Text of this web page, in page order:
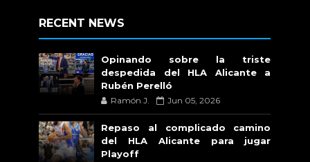
RECENT NEWS
Opinando sobre la triste
despedida del HLA Alicante a
Rubén Perelló
Ramón J. Jun 05, 2026
Repaso al complicado camino
del HLA Alicante para jugar
Playoff